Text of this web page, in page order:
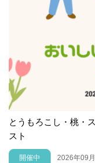
とうもろこし・桃・
スト
開催中 2026年09